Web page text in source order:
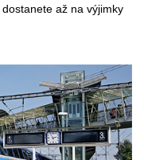
až na výjimky